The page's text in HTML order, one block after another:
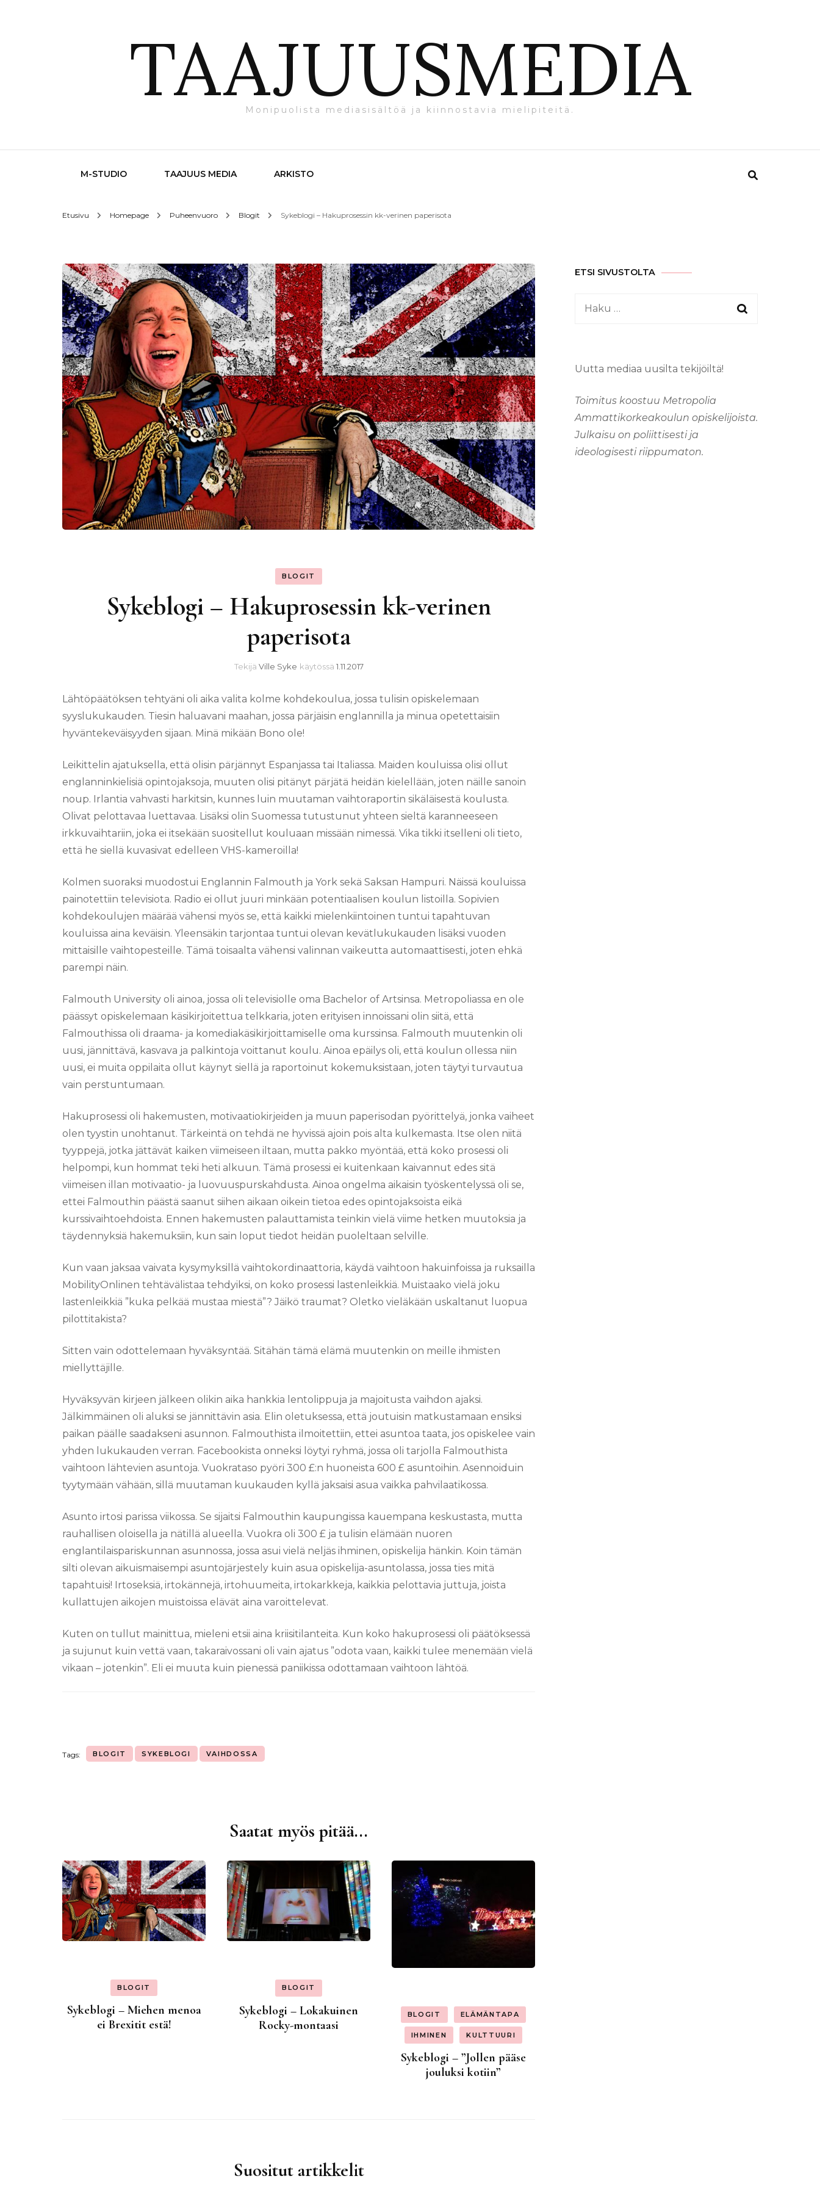
TAAJUUSMEDIA
Monipuolista mediasisältöä ja kiinnostavia mielipiteitä.
M-STUDIO TAAJUUS MEDIA ARKISTO
Etusivu Homepage Puheenvuoro Blogit Sykeblogi – Hakuprosessin kk-verinen paperisota
BLOGIT
Sykeblogi – Hakuprosessin kk-verinen
paperisota
Tekijä Ville Syke käytössä 1.11.2017
Lähtöpäätöksen tehtyäni oli aika valita kolme kohdekoulua, jossa tulisin opiskelemaan
syyslukukauden. Tiesin haluavani maahan, jossa pärjäisin englannilla ja minua opetettaisiin
hyväntekeväisyyden sijaan. Minä mikään Bono ole!
Leikittelin ajatuksella, että olisin pärjännyt Espanjassa tai Italiassa. Maiden kouluissa olisi ollut
englanninkielisiä opintojaksoja, muuten olisi pitänyt pärjätä heidän kielellään, joten näille sanoin
noup. Irlantia vahvasti harkitsin, kunnes luin muutaman vaihtoraportin sikäläisestä koulusta.
Olivat pelottavaa luettavaa. Lisäksi olin Suomessa tutustunut yhteen sieltä karanneeseen
irkkuvaihtariin, joka ei itsekään suositellut kouluaan missään nimessä. Vika tikki itselleni oli tieto,
että he siellä kuvasivat edelleen VHS-kameroilla!
Kolmen suoraksi muodostui Englannin Falmouth ja York sekä Saksan Hampuri. Näissä kouluissa
painotettiin televisiota. Radio ei ollut juuri minkään potentiaalisen koulun listoilla. Sopivien
kohdekoulujen määrää vähensi myös se, että kaikki mielenkiintoinen tuntui tapahtuvan
kouluissa aina keväisin. Yleensäkin tarjontaa tuntui olevan kevätlukukauden lisäksi vuoden
mittaisille vaihtopesteille. Tämä toisaalta vähensi valinnan vaikeutta automaattisesti, joten ehkä
parempi näin.
Falmouth University oli ainoa, jossa oli televisiolle oma Bachelor of Artsinsa. Metropoliassa en ole
päässyt opiskelemaan käsikirjoitettua telkkaria, joten erityisen innoissani olin siitä, että
Falmouthissa oli draama- ja komediakäsikirjoittamiselle oma kurssinsa. Falmouth muutenkin oli
uusi, jännittävä, kasvava ja palkintoja voittanut koulu. Ainoa epäilys oli, että koulun ollessa niin
uusi, ei muita oppilaita ollut käynyt siellä ja raportoinut kokemuksistaan, joten täytyi turvautua
vain perstuntumaan.
Hakuprosessi oli hakemusten, motivaatiokirjeiden ja muun paperisodan pyörittelyä, jonka vaiheet
olen tyystin unohtanut. Tärkeintä on tehdä ne hyvissä ajoin pois alta kulkemasta. Itse olen niitä
tyyppejä, jotka jättävät kaiken viimeiseen iltaan, mutta pakko myöntää, että koko prosessi oli
helpompi, kun hommat teki heti alkuun. Tämä prosessi ei kuitenkaan kaivannut edes sitä
viimeisen illan motivaatio- ja luovuuspurskahdusta. Ainoa ongelma aikaisin työskentelyssä oli se,
ettei Falmouthin päästä saanut siihen aikaan oikein tietoa edes opintojaksoista eikä
kurssivaihtoehdoista. Ennen hakemusten palauttamista teinkin vielä viime hetken muutoksia ja
täydennyksiä hakemuksiin, kun sain loput tiedot heidän puoleltaan selville.
Kun vaan jaksaa vaivata kysymyksillä vaihtokordinaattoria, käydä vaihtoon hakuinfoissa ja ruksailla
MobilityOnlinen tehtävälistaa tehdyiksi, on koko prosessi lastenleikkiä. Muistaako vielä joku
lastenleikkiä ”kuka pelkää mustaa miestä”? Jäikö traumat? Oletko vieläkään uskaltanut luopua
pilottitakista?
Sitten vain odottelemaan hyväksyntää. Sitähän tämä elämä muutenkin on meille ihmisten
miellyttäjille.
Hyväksyvän kirjeen jälkeen olikin aika hankkia lentolippuja ja majoitusta vaihdon ajaksi.
Jälkimmäinen oli aluksi se jännittävin asia. Elin oletuksessa, että joutuisin matkustamaan ensiksi
paikan päälle saadakseni asunnon. Falmouthista ilmoitettiin, ettei asuntoa taata, jos opiskelee vain
yhden lukukauden verran. Facebookista onneksi löytyi ryhmä, jossa oli tarjolla Falmouthista
vaihtoon lähtevien asuntoja. Vuokrataso pyöri 300 £:n huoneista 600 £ asuntoihin. Asennoiduin
tyytymään vähään, sillä muutaman kuukauden kyllä jaksaisi asua vaikka pahvilaatikossa.
Asunto irtosi parissa viikossa. Se sijaitsi Falmouthin kaupungissa kauempana keskustasta, mutta
rauhallisen oloisella ja nätillä alueella. Vuokra oli 300 £ ja tulisin elämään nuoren
englantilaispariskunnan asunnossa, jossa asui vielä neljäs ihminen, opiskelija hänkin. Koin tämän
silti olevan aikuismaisempi asuntojärjestely kuin asua opiskelija-asuntolassa, jossa ties mitä
tapahtuisi! Irtoseksiä, irtokännejä, irtohuumeita, irtokarkkeja, kaikkia pelottavia juttuja, joista
kullattujen aikojen muistoissa elävät aina varoittelevat.
Kuten on tullut mainittua, mieleni etsii aina kriisitilanteita. Kun koko hakuprosessi oli päätöksessä
ja sujunut kuin vettä vaan, takaraivossani oli vain ajatus ”odota vaan, kaikki tulee menemään vielä
vikaan – jotenkin”. Eli ei muuta kuin pienessä paniikissa odottamaan vaihtoon lähtöä.
Tags: BLOGIT SYKEBLOGI VAIHDOSSA
Saatat myös pitää...
BLOGIT
Sykeblogi – Miehen menoa
ei Brexitit estä!
BLOGIT
Sykeblogi – Lokakuinen
Rocky-montaasi
BLOGIT ELÄMÄNTAPA
IHMINEN KULTTUURI
Sykeblogi – ”Jollen pääse
jouluksi kotiin”
Suositut artikkelit
ETSI SIVUSTOLTA
Haku:
Uutta mediaa uusilta tekijöiltä!
Toimitus koostuu Metropolia
Ammattikorkeakoulun opiskelijoista.
Julkaisu on poliittisesti ja
ideologisesti riippumaton.